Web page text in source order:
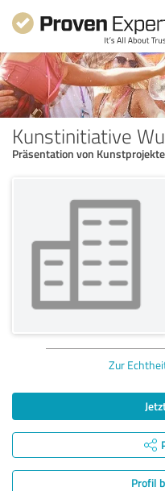
Kunstinitiative
Präsentation von
Zur
Profil